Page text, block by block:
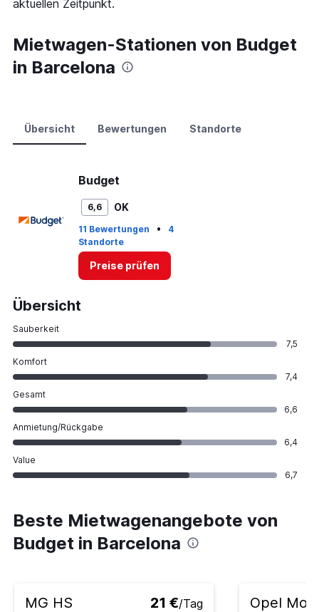
Range:
to
75.
aktuellen Zeitpunkt.
Mietwagen-Stationen von Budget
in Barcelona
Übersicht Bewertungen Standorte
Budget
6,6 OK
11 Bewertungen •
4
Standorte
Preise prüfen
Übersicht
Sauberkeit
7,5
Komfort
7,4
Gesamt
6,6
Anmietung/Rückgabe
6,4
Value
6,7
Beste Mietwagenangebote von
Budget in Barcelona
MG HS 21 €/Tag
Opel